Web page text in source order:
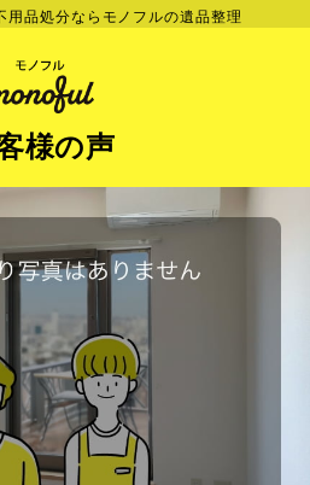
用品処分ならモノフルの遺品整理
様の声